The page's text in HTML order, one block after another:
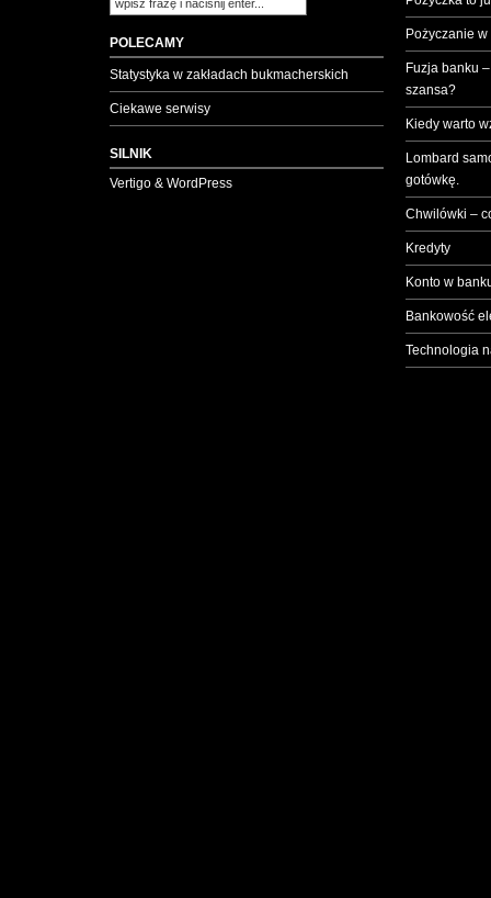
POLECAMY
Statystyka w zakładach bukmacherskich
Ciekawe serwisy
SILNIK
Vertigo & WordPress
Pożyczanie
Fuzja banku
szansa?
Kiedy warto
Lombard
gotówkę.
Chwilówki –
Kredyty
Konto w
Bankowość
Technologia